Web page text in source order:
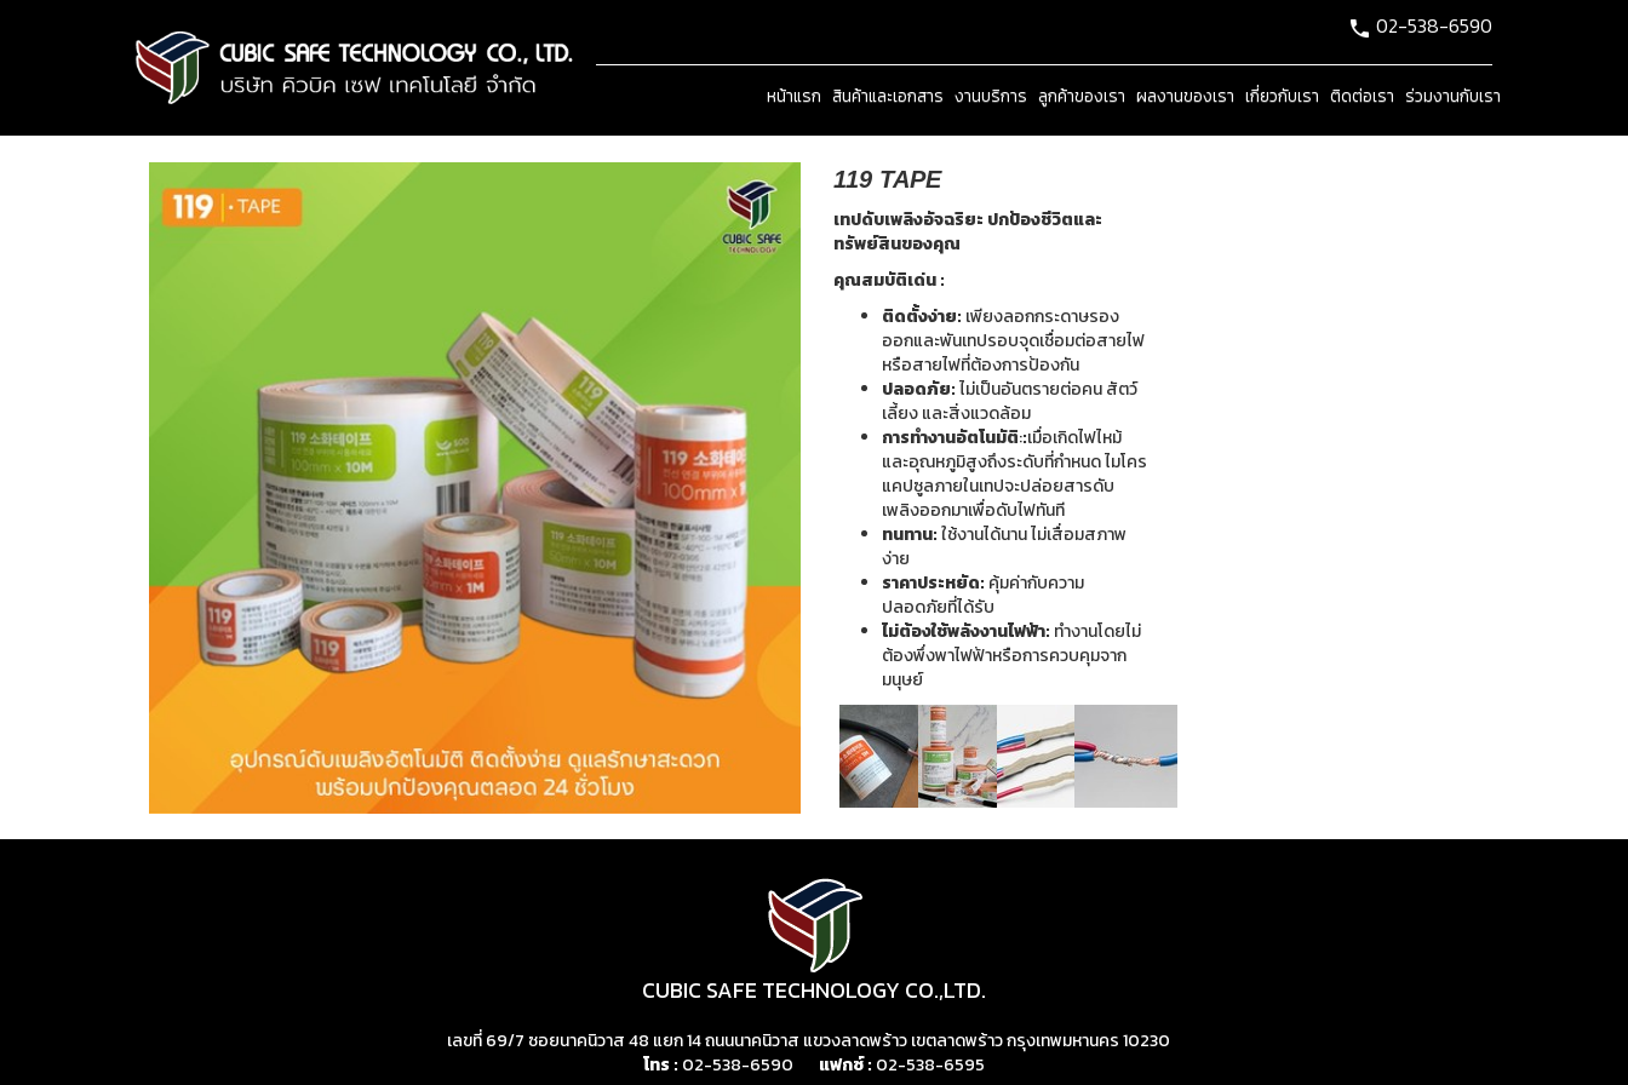
หน้าแรก สินค้าและเอกสาร งานบริการ ลูกค้าของเรา ผลงานของเรา เกี่ยวกับเรา ติดต่อเรา ร่วมงานกับเรา
02-538-6590
119 TAPE
เทปดับเพลิงอัจฉริยะ ปกป้องชีวิตและ
ทรัพย์สินของคุณ
คุณสมบัติเด่น :
ติดตั้งง่าย: เพียงลอกกระดาษรอง
ออกและพันเทปรอบจุดเชื่อมต่อสายไฟ
หรือสายไฟที่ต้องการป้องกัน
ปลอดภัย:ไม่เป็นอันตรายต่อคน สัตว์
เลี้ยง และสิ่งแวดล้อม
การทำงานอัตโนมัติ::เมื่อเกิดไฟไหม้
และอุณหภูมิสูงถึงระดับที่กำหนด ไมโคร
แคปซูลภายในเทปจะปล่อยสารดับ
เพลิงออกมาเพื่อดับไฟทันที
ทนทาน:ใช้งานได้นาน ไม่เสื่อมสภาพ
ง่าย
ราคาประหยัด: คุ้มค่ากับความ
ปลอดภัยที่ได้รับ
ไม่ต้องใช้พลังงานไฟฟ้า: ทำงานโดยไม่
ต้องพึ่งพาไฟฟ้าหรือการควบคุมจาก
มนุษย์
CUBIC SAFE TECHNOLOGY CO.,LTD.
เลขที่ 69/7 ซอยนาคนิวาส 48 แยก 14 ถนนนาคนิวาส แขวงลาดพร้าว เขตลาดพร้าว กรุงเทพมหานคร 10230
โทร : 02-538-6590 แฟกซ์ : 02-538-6595